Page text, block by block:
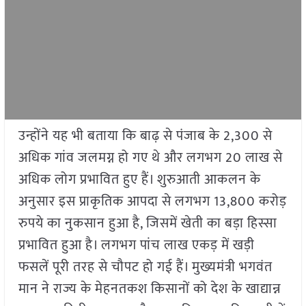
उन्होंने यह भी बताया कि बाढ़ से पंजाब के 2,300 से
अधिक गांव जलमग्न हो गए थे और लगभग 20 लाख से
अधिक लोग प्रभावित हुए हैं। शुरुआती आकलन के
अनुसार इस प्राकृतिक आपदा से लगभग 13,800 करोड़
रुपये का नुकसान हुआ है, जिसमें खेती का बड़ा हिस्सा
प्रभावित हुआ है। लगभग पांच लाख एकड़ में खड़ी
फसलें पूरी तरह से चौपट हो गई हैं। मुख्यमंत्री भगवंत
मान ने राज्य के मेहनतकश किसानों को देश के खाद्यान्न